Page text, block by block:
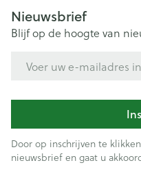
Nieuwsbrief
Blijf op de hoogte van
Door op inschrijven te
nieuwsbrief en gaat u